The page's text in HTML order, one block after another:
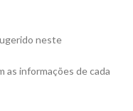
neste
as informações de cada